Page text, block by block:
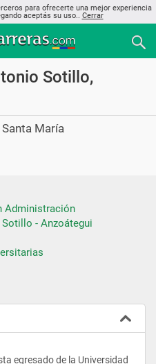
para ofrecerte una mejor experiencia
aceptás su uso.. Cerrar
Sotillo,
María
Administración
- Anzoátegui